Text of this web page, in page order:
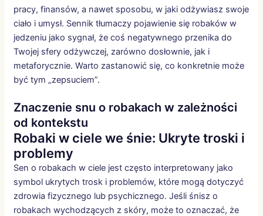
pracy, finansów, a nawet sposobu, w jaki odżywiasz swoje
ciało i umysł. Sennik tłumaczy pojawienie się robaków w
jedzeniu jako sygnał, że coś negatywnego przenika do
Twojej sfery odżywczej, zarówno dosłownie, jak i
metaforycznie. Warto zastanowić się, co konkretnie może
być tym „zepsuciem”.
Znaczenie snu o robakach w zależności
od kontekstu
Robaki w ciele we śnie: Ukryte troski i
problemy
Sen o robakach w ciele jest często interpretowany jako
symbol ukrytych trosk i problemów, które mogą dotyczyć
zdrowia fizycznego lub psychicznego. Jeśli śnisz o
robakach wychodzących z skóry, może to oznaczać, że